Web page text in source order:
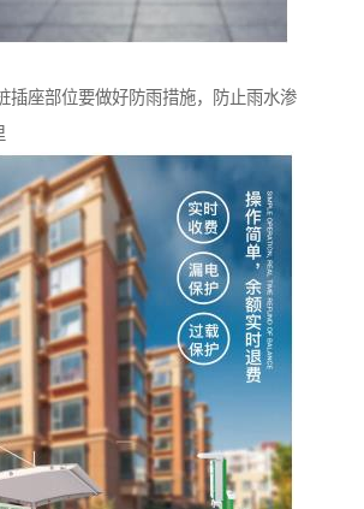
插座部位要做好防雨措施，防止雨水渗